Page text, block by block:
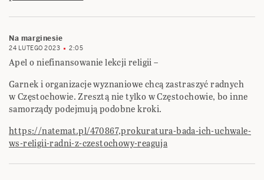
Na marginesie
24 LUTEGO 2023 2:05
Apel o niefinansowanie lekcji religii –
Garnek i organizacje wyznaniowe chcą zastraszyć radnych
w Częstochowie. Zresztą nie tylko w Częstochowie, bo inne
samorządy podejmują podobne kroki.
https://natemat.pl/470867,prokuratura-bada-ich-uchwale-
ws-religii-radni-z-czestochowy-reaguja